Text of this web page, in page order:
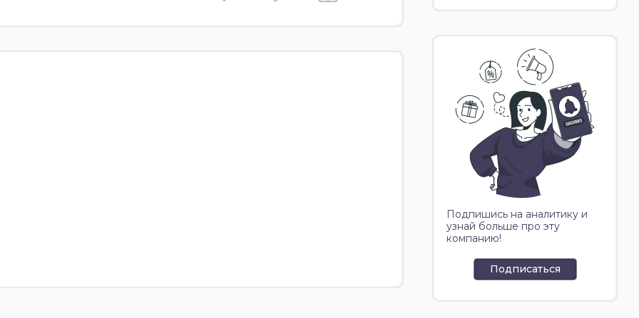
Подпишись на аналитику и
узнай больше про эту
компанию!
Подписаться